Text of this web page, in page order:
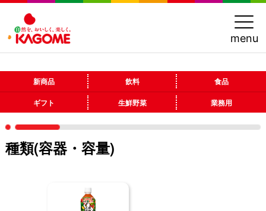
menu
新商品 飲料
食品
ギフト
生鮮野菜 業務用
種類(容器・容量)